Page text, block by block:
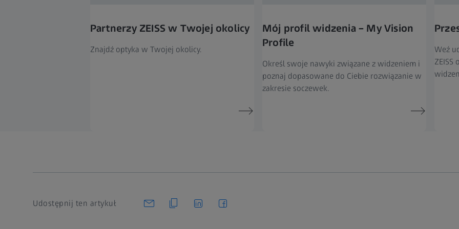
Partnerzy ZEISS w Twojej okolicy
Znajdź optyka w Twojej okolicy.
Mój profil widzenia – My Vision
Profile
Określ swoje nawyki związane z widzeniem i
poznaj dopasowane do Ciebie rozwiązanie w
zakresie soczewek.
Weź
Udostępnij ten artykuł